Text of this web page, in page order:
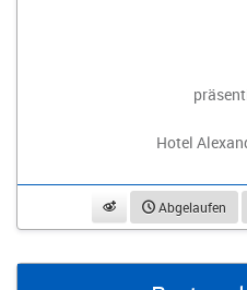
Hotel
beobachtenAbgelaufen